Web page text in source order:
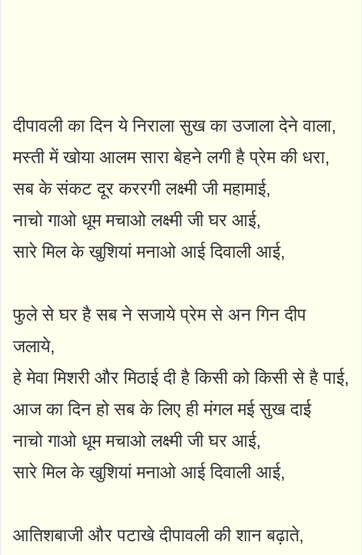
दीपावली का दिन ये निराला सुख का उजाला देने वाला,
मस्ती में खोया आलम सारा बेहने लगी है प्रेम की धरा,
सब के संकट दूर कररगी लक्ष्मी जी महामाई,
नाचो गाओ धूम मचाओ लक्ष्मी जी घर आई,
सारे मिल के खुशियां मनाओ आई दिवाली आई,
फुले से घर है सब ने सजाये प्रेम से अन गिन दीप
जलाये,
हे मेवा मिशरी और मिठाई दी है किसी को किसी से है पाई,
आज का दिन हो सब के लिए ही मंगल मई सुख दाई
नाचो गाओ धूम मचाओ लक्ष्मी जी घर आई,
सारे मिल के खुशियां मनाओ आई दिवाली आई,
आतिशबाजी और पटाखे दीपावली की शान बढ़ाते,